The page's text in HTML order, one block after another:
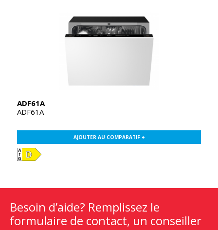
ADF61A
ADF61A
AJOUTER AU COMPARATIF +
Besoin d’aide? Remplissez le
formulaire de contact, un conseiller